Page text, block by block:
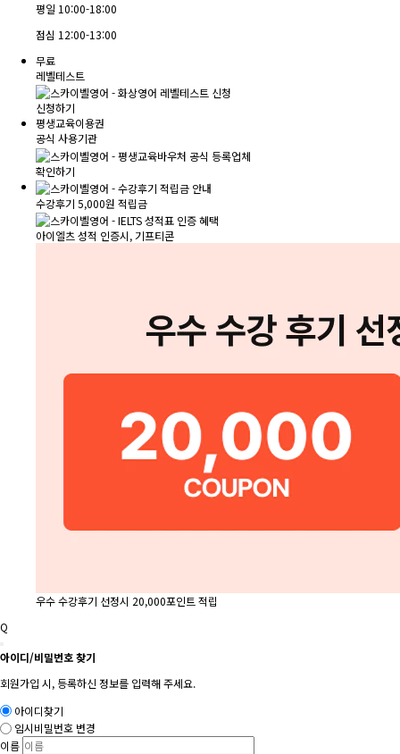
평일 10:00-18:00
점심 12:00-13:00
무료
레벨테스트
신청하기
평생교육이용권
공식 사용기관
확인하기
수강후기 5,000원 적립금
아이엘츠 성적 인증시, 기프티콘
우수 수강후기 선정시 20,000포인트 적립
Q
아이디/비밀번호 찾기
회원가입 시, 등록하신 정보를 입력해 주세요.
아이디찾기
임시비밀번호 변경
이름